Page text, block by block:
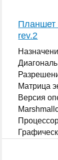
Планшет
rev.2
Матрица
Версия